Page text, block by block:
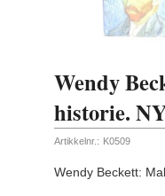
Wendy
historie.
Artikkelnr.: K0509
Wendy Beckett: